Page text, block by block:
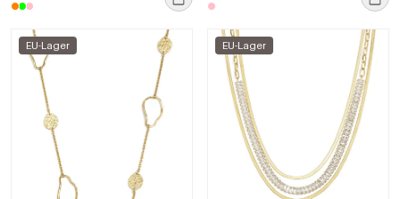
EU-Lager EU-Lager